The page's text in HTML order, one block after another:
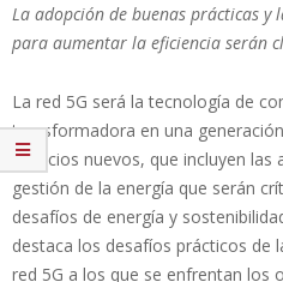
La adopción de buenas prácticas y
para aumentar la eficiencia serán
La red 5G será la tecnología de
transformadora en una
servicios nuevos, que incluyen las
gestión de la energía que serán
desafíos de energía y
destaca los desafíos prácticos de
red 5G a los que se enfrentan los